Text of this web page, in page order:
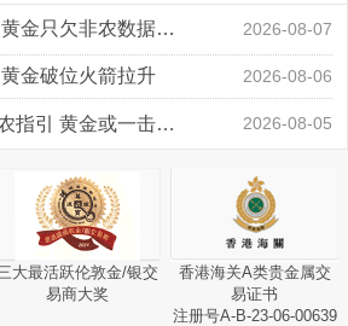
领峰金评：万事俱备 黄金只欠非农数据“东风” 2026-08-07
金破位火箭拉升 2026-08-06
领峰金评：静待小非农指引 黄金或一击破局 2026-08-05
大最活跃伦敦金/银交
易商大奖
香港海关A类贵金属交
易证书
注册号A-B-23-06-00639